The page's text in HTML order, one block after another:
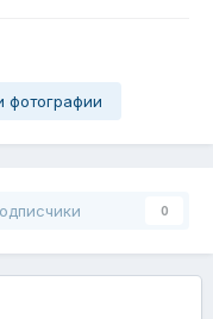
фотографии
0